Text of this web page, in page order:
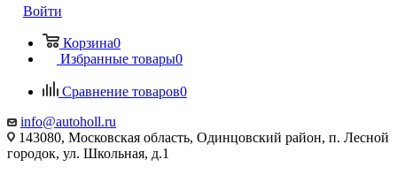
Войти
Корзина0
Избранные товары0
Сравнение товаров0
info@autoholl.ru
143080, Московская область, Одинцовский район, п. Лесной
городок, ул. Школьная, д.1